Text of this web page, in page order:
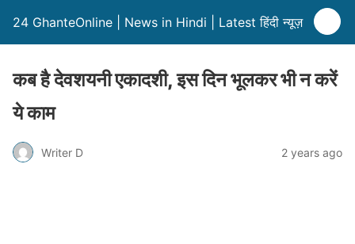
24 GhanteOnline | News in Hindi | Latest हिंदी न्यूज़
कब है देवशयनी एकादशी, इस दिन भूलकर भी न करें
ये काम
Writer D 2 years ago